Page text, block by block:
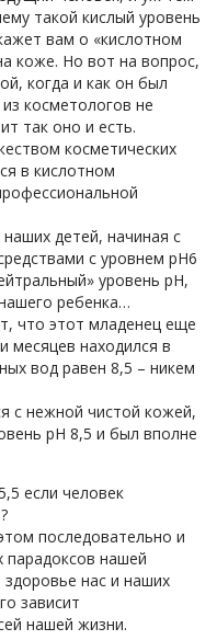
такой кислый уровень
вам о «кислотном
коже. Но вот на вопрос,
когда и как он был
косметологов не
так оно и есть.
косметических
в кислотном
детей, начиная с
с уровнем рН6
уровень рН,
ребенка…
что этот младенец еще
месяцев находился в
вод равен 8,5 – никем
с нежной чистой кожей,
рН 8,5 и был вполне
если человек
последовательно и
нашей
нас и наших
зависит
нашей жизни.